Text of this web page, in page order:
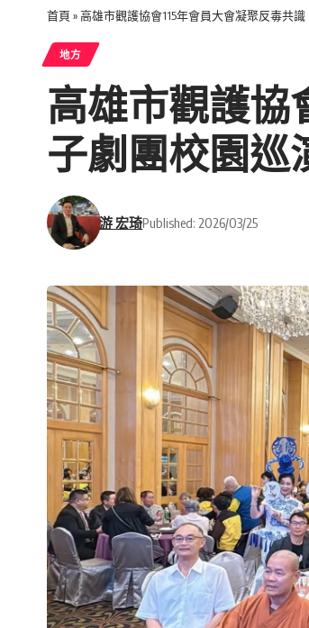
首頁 »高雄市觀護協會115年會員大會凝聚反毒共
地方
高雄市觀護協
子劇團校園巡
游 宏琦Published: 2026/03/25